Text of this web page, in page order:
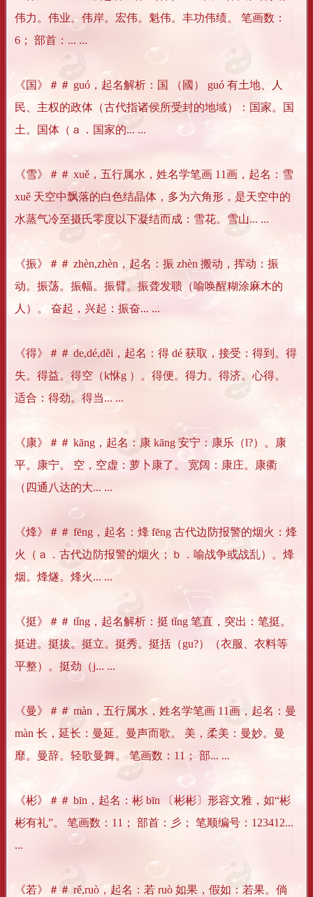
伟力。伟业。伟岸。宏伟。魁伟。丰功伟绩。 笔画数：
6； 部首：... ...
《国》＃＃ guó，起名解析：国 （國） guó 有土地、人
民、主权的政体（古代指诸侯所受封的地域）：国家。国
土。国体（ａ．国家的... ...
《雪》＃＃ xuě，五行属水，姓名学笔画 11画，起名：雪
xuě 天空中飘落的白色结晶体，多为六角形，是天空中的
水蒸气冷至摄氏零度以下凝结而成：雪花。雪山... ...
《振》＃＃ zhèn,zhèn，起名：振 zhèn 搬动，挥动：振
动。振荡。振幅。振臂。振聋发聩（喻唤醒糊涂麻木的
人）。 奋起，兴起：振奋... ...
《得》＃＃ de,dé,děi，起名：得 dé 获取，接受：得到。得
失。得益。得空（k恘g ）。得便。得力。得济。心得。
适合：得劲。得当... ...
《康》＃＃ kāng，起名：康 kāng 安宁：康乐（l?）。康
平。康宁。 空，空虚：萝卜康了。 宽阔：康庄。康衢
（四通八达的大... ...
《烽》＃＃ fēng，起名：烽 fēng 古代边防报警的烟火：烽
火（ａ．古代边防报警的烟火；ｂ．喻战争或战乱）。烽
烟。烽燧。烽火... ...
《挺》＃＃ tǐng，起名解析：挺 tǐng 笔直，突出：笔挺。
挺进。挺拔。挺立。挺秀。挺括（gu?）（衣服、衣料等
平整）。挺劲（j... ...
《曼》＃＃ màn，五行属水，姓名学笔画 11画，起名：曼
màn 长，延长：曼延。曼声而歌。 美，柔美：曼妙。曼
靡。曼辞。轻歌曼舞。 笔画数：11； 部... ...
《彬》＃＃ bīn，起名：彬 bīn 〔彬彬〕形容文雅，如“彬
彬有礼”。 笔画数：11； 部首：彡； 笔顺编号：123412...
...
《若》＃＃ rě,ruò，起名：若 ruò 如果，假如：若果。倘